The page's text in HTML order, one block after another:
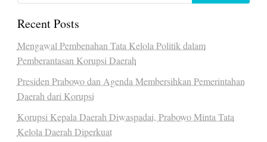
Recent Posts
Mengawal Pembenahan Tata Kelola Politik dalam
Pemberantasan Korupsi Daerah
Presiden Prabowo dan Agenda Membersihkan Pemerintahan
Daerah dari Korupsi
Korupsi Kepala Daerah Diwaspadai, Prabowo Minta Tata
Kelola Daerah Diperkuat